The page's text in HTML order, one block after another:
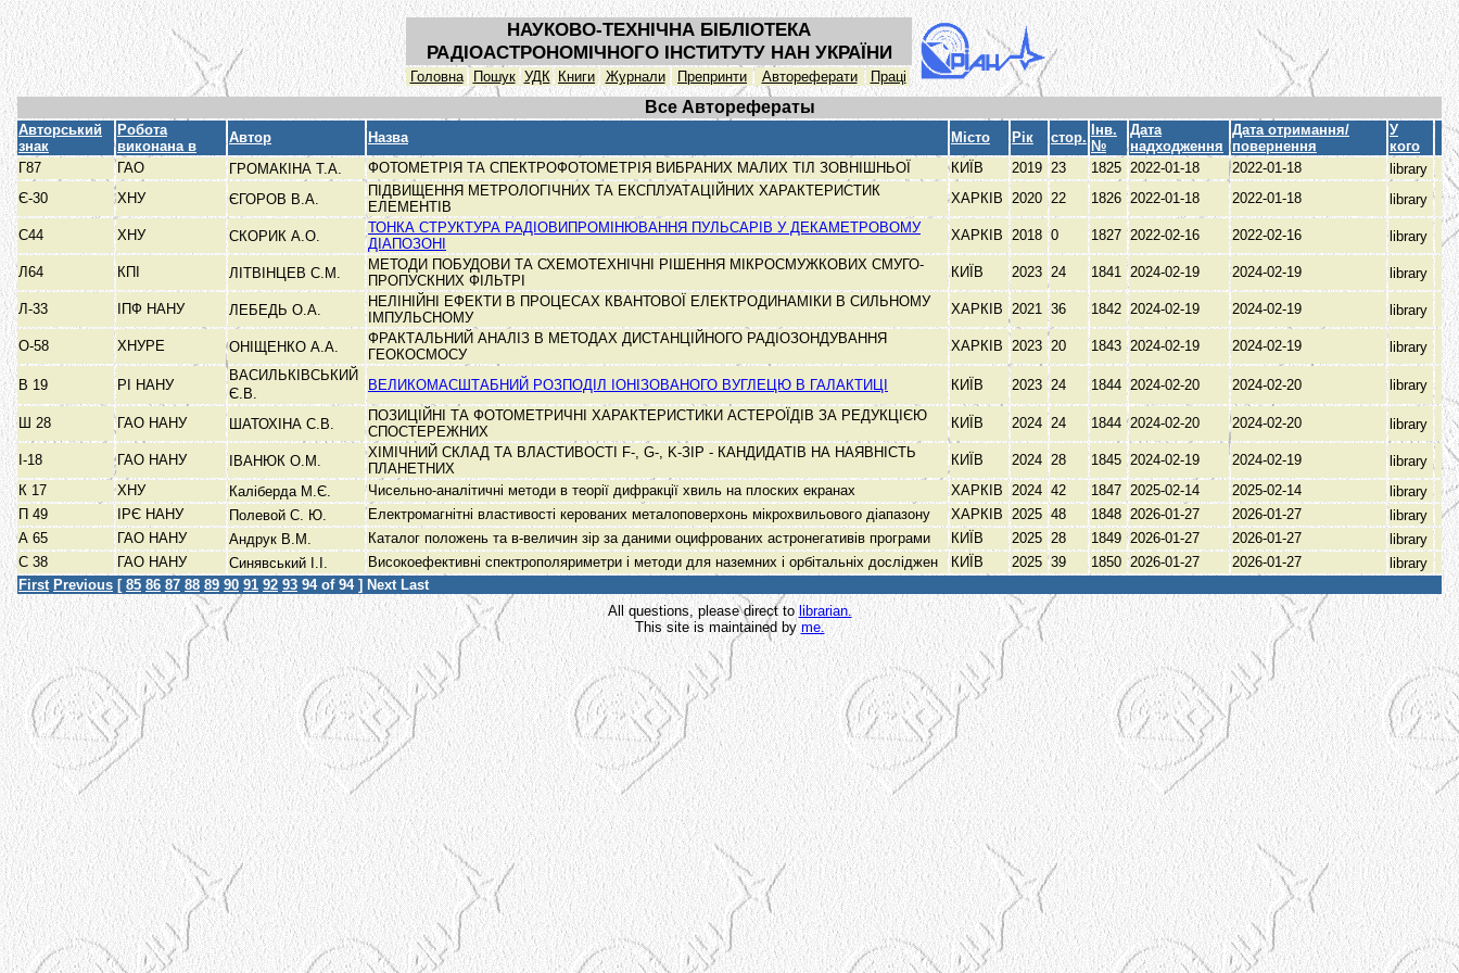
НАУКОВО-ТЕХНІЧНА БІБЛІОТЕКА
РАДІОАСТРОНОМІЧНОГО ІНСТИТУТУ НАН УКРАЇНИ
Головна Пошук УДК Книги Журнали Препринти Автореферати Праці
Все Авторефераты
Авторський
знак
Робота
виконана в
Автор Назва Місто Рік стор.
Інв.
№
Дата
надходження
Дата отримання/
повернення
У
кого
Г87
ГАО ГРОМАКІНА Т.А. ФОТОМЕТРІЯ ТА СПЕКТРОФОТОМЕТРІЯ ВИБРАНИХ МАЛИХ ТІЛ ЗОВНІШНЬОЇ КИЇВ 2019 23 1825 2022-01-18 2022-01-18
library
Є-30
ХНУ ЄГОРОВ В.А.
ПІДВИЩЕННЯ МЕТРОЛОГІЧНИХ ТА ЕКСПЛУАТАЦІЙНИХ ХАРАКТЕРИСТИК
ЕЛЕМЕНТІВ
ХАРКІВ 2020 22 1826 2022-01-18 2022-01-18 library
С44 ХНУ СКОРИК А.О.
ТОНКА СТРУКТУРА РАДІОВИПРОМІНЮВАННЯ ПУЛЬСАРІВ У ДЕКАМЕТРОВОМУ
ДІАПОЗОНІ
ХАРКІВ 2018 0 1827 2022-02-16 2022-02-16 library
Л64 КПІ ЛІТВІНЦЕВ С.М.
МЕТОДИ ПОБУДОВИ ТА СХЕМОТЕХНІЧНІ РІШЕННЯ МІКРОСМУЖКОВИХ СМУГО-
ПРОПУСКНИХ ФІЛЬТРІ
КИЇВ 2023 24 1841 2024-02-19 2024-02-19 library
Л-33 ІПФ НАНУ ЛЕБЕДЬ О.А.
НЕЛІНІЙНІ ЕФЕКТИ В ПРОЦЕСАХ КВАНТОВОЇ ЕЛЕКТРОДИНАМІКИ В СИЛЬНОМУ
ІМПУЛЬСНОМУ
ХАРКІВ 2021 36 1842 2024-02-19 2024-02-19 library
О-58 ХНУРЕ ОНІЩЕНКО А.А.
ФРАКТАЛЬНИЙ АНАЛІЗ В МЕТОДАХ ДИСТАНЦІЙНОГО РАДІОЗОНДУВАННЯ
ГЕОКОСМОСУ
ХАРКІВ 2023 20 1843 2024-02-19 2024-02-19 library
В 19 РІ НАНУ
ВАСИЛЬКІВСЬКИЙ
Є.В.
ВЕЛИКОМАСШТАБНИЙ РОЗПОДІЛ ІОНІЗОВАНОГО ВУГЛЕЦЮ В ГАЛАКТИЦІ КИЇВ 2023 24 1844 2024-02-20 2024-02-20 library
Ш 28 ГАО НАНУ ШАТОХІНА С.В.
ПОЗИЦІЙНІ ТА ФОТОМЕТРИЧНІ ХАРАКТЕРИСТИКИ АСТЕРОЇДІВ ЗА РЕДУКЦІЄЮ
СПОСТЕРЕЖНИХ
КИЇВ 2024 24 1844 2024-02-20 2024-02-20 library
І-18 ГАО НАНУ ІВАНЮК О.М.
ХІМІЧНИЙ СКЛАД ТА ВЛАСТИВОСТІ F-, G-, K-ЗІР - КАНДИДАТІВ НА НАЯВНІСТЬ
ПЛАНЕТНИХ
КИЇВ 2024 28 1845 2024-02-19 2024-02-19
library
К 17
ХНУ Каліберда М.Є. Чисельно-аналітичні методи в теорії дифракції хвиль на плоских екранах ХАРКІВ 2024 42 1847 2025-02-14 2025-02-14
library
П 49
ІРЄ НАНУ Полевой С. Ю. Електромагнітні властивості керованих металоповерхонь мікрохвильового діапазону ХАРКІВ 2025 48 1848 2026-01-27 2026-01-27
library
А 65
ГАО НАНУ Андрук В.М. Каталог положень та в-величин зір за даними оцифрованих астронегативів програми КИЇВ 2025 28 1849 2026-01-27 2026-01-27
library
С 38
ГАО НАНУ Синявський І.І. Високоефективні спектрополяриметри і методи для наземних і орбітальніх досліджен КИЇВ 2025 39 1850 2026-01-27 2026-01-27
library
First Previous [ 85 86 87 88 89 90 91 92 93 94of 94 ] Next Last
All questions, please direct to librarian.
This site is maintained by me.